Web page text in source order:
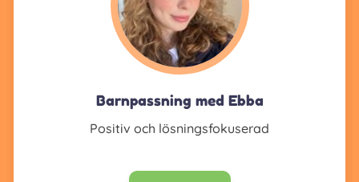
Barnpassning med Ebba
Positiv och lösningsfokuserad